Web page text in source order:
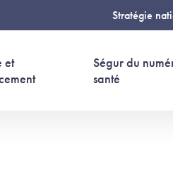
Stratégie
et
Ségur du
santé